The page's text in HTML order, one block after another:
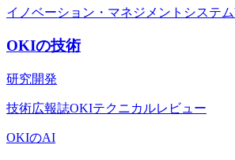
イノベーション・マネジメントシステム
OKIの技術
研究開発
技術広報誌OKIテクニカルレビュー
OKIのAI